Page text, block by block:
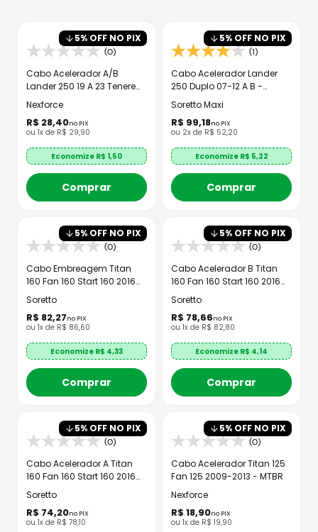
10º race tech
5% OFF NO PIX
(0)
Cabo Acelerador A/B
Lander 250 19 A 23 Tenere
250 16 A 19
Nexforce
R$ 28,40no PIX
ou 1x de R$ 29,90
Economize R$ 1,50
Comprar
5% OFF NO PIX
(1)
Cabo Acelerador Lander
250 Duplo 07-12 A B -
Soretto Maxi
Soretto Maxi
R$ 99,18no PIX
ou 2x de R$ 52,20
Economize R$ 5,22
Comprar
5% OFF NO PIX
(0)
Cabo Embreagem Titan
160 Fan 160 Start 160 2016
Até 2024
Soretto
R$ 82,27no PIX
ou 1x de R$ 86,60
Economize R$ 4,33
Comprar
5% OFF NO PIX
(0)
Cabo Acelerador B Titan
160 Fan 160 Start 160 2016
Até 2024
Soretto
R$ 78,66no PIX
ou 1x de R$ 82,80
Economize R$ 4,14
Comprar
5% OFF NO PIX
(0)
Cabo Acelerador A Titan
160 Fan 160 Start 160 2016
Até 2024
Soretto
R$ 74,20no PIX
ou 1x de R$ 78,10
5% OFF NO PIX
(0)
Cabo Acelerador Titan 125
Fan 125 2009-2013 - MTBR
Nexforce
R$ 18,90no PIX
ou 1x de R$ 19,90